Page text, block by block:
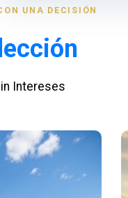
UNA DECISIÓN
Intereses